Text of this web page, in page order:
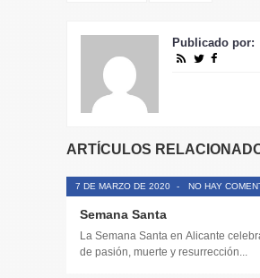
Publicado por:
ARTÍCULOS
7 DE MARZO DE 2020 - NO HAY
Semana Santa
La Semana Santa en Alicante
de pasión, muerte y resurrección...